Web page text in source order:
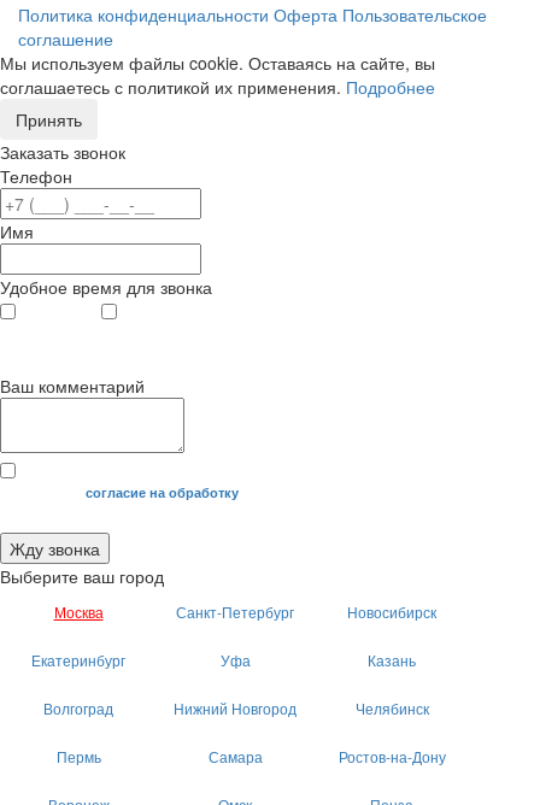
Политика конфиденциальности Оферта Пользовательское
соглашение
Мы используем файлы cookie. Оставаясь на сайте, вы
соглашаетесь с политикой их применения. Подробнее
Принять
Заказать звонок
Телефон
Имя
Удобное время для звонка
Ваш комментарий
Я даю своесогласие на обработку
Жду звонка
Выберите ваш город
Москва Санкт-Петербург Новосибирск
Екатеринбург Уфа Казань
Волгоград Нижний Новгород Челябинск
Пермь Самара Ростов-на-Дону